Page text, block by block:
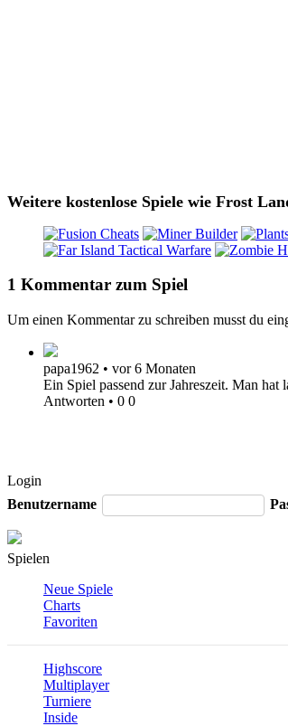
Weitere kostenlose Spiele wie Frost
1 Kommentar zum Spiel
Um einen Kommentar zu schreiben musst du
papa1962 • vor 6 Monaten
Ein Spiel passend zur Jahreszeit. Man hat
Antworten • 0 0
Login
Benutzername
Spielen
Neue Spiele
Charts
Favoriten
Highscore
Multiplayer
Turniere
Inside